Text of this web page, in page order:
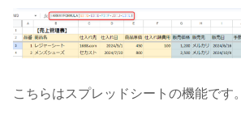
こちらはスプレッドシートの機能です。